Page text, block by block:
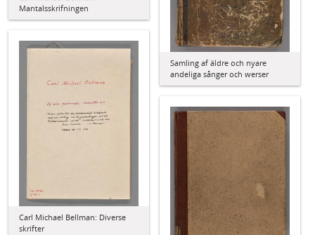
Mantalsskrifningen
Samling af äldre och nyare
andeliga sånger och werser
Carl Michael Bellman: Diverse
skrifter